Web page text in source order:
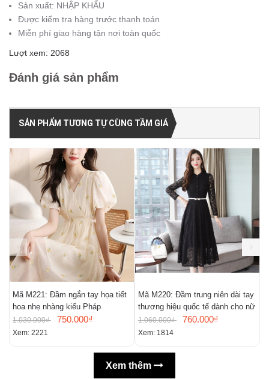
Sản xuất: NHẬP KHẨU
Được kiểm tra hàng trước thanh toán
Miễn phí giao hàng tận nơi toàn quốc
Lượt xem: 2068
Đánh giá sản phẩm
SẢN PHẨM TƯƠNG TỰ CÙNG TẦM GIÁ
Mã M221: Đầm ngắn tay họa tiết
hoa nhẹ nhàng kiểu Pháp
1.030.000₫ 750.000₫
Xem: 2221
Mã M220: Đầm trung niên dài tay
thương hiệu quốc tế dành cho nữ
1.060.000₫ 760.000₫
Xem: 1814
Xem thêm